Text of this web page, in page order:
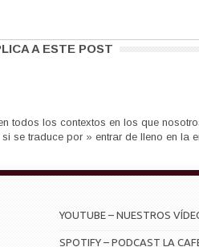
A ESTE POST
todos los contextos en los que
se traduce por » entrar de lleno en la
YOUTUBE – NUESTROS
SPOTIFY – PODCAST LA